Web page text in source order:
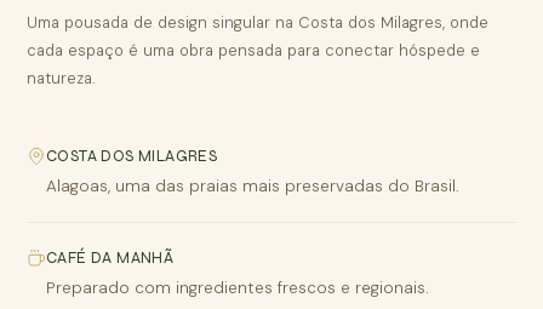
Uma pousada de design singular na Costa dos Milagres, onde
cada espaço é uma obra pensada para conectar hóspede e
natureza.
COSTA DOS MILAGRES
Alagoas, uma das praias mais preservadas do Brasil.
CAFÉ DA MANHÃ
Preparado com ingredientes frescos e regionais.